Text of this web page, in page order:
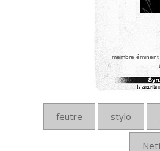
membre
feutre stylo